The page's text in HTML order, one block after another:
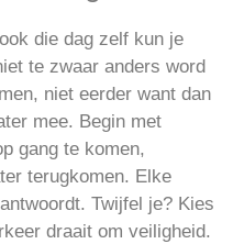
die dag zelf kun je
te zwaar anders word
niet eerder want dan
mee. Begin met
gang te komen,
terugkomen. Elke
Twijfel je? Kies
draait om veiligheid.